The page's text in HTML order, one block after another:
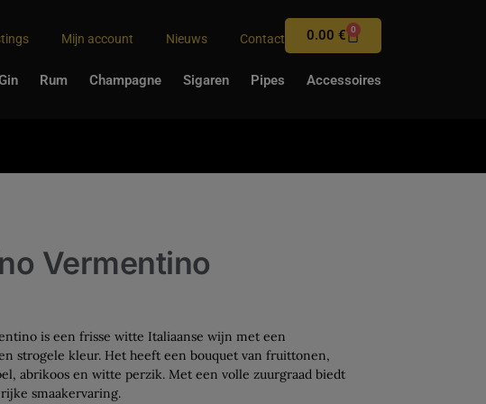
Mijn account Nieuws Contact 0.00€ 0
Rum Champagne Sigaren Pipes Accessoires
Vermentino
is een frisse witte Italiaanse wijn met een
strogele kleur. Het heeft een bouquet van fruittonen,
abrikoos en witte perzik. Met een volle zuurgraad biedt
smaakervaring.